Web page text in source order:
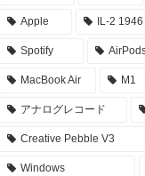
Apple IL-2 1946
Spotify
MacBook Air M1
アナログレコード
Creative Pebble V3
Windows